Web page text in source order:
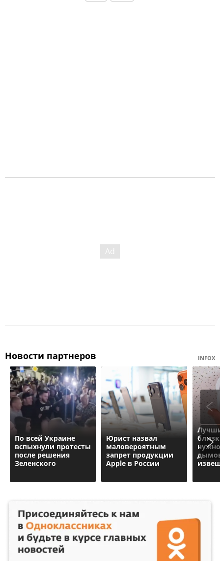
Новости партнеров INFOX
По всей Украине
вспыхнули протесты
после решения
Зеленского
Юрист назвал
маловероятным
запрет продукции
Apple в России